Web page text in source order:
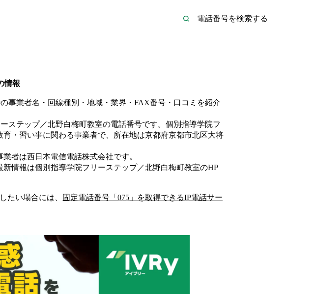
情報
の事業者名・回線種別・地域・業界・FAX番号・口コミを紹介
ステップ／北野白梅町教室の電話番号です。 個別指導学院フ
育・習い事に関わる事業者で、所在地は京都府京都市北区大将
業者は西日本電信電話株式会社です。
新情報は個別指導学院フリーステップ／北野白梅町教室のHP
たい場合には、 固定電話番号「 075 」を取得できるIP電話サー